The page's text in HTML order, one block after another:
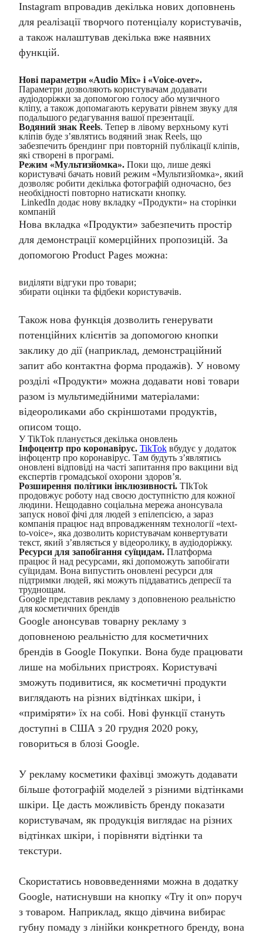
Instagram впровадив декілька нових доповнень
для реалізації творчого потенціалу користувачів,
а також налаштував декілька вже наявних
функцій.
Нові параметри «Audio Mix» і «Voice-over».
Параметри дозволяють користувачам додавати
аудіодоріжки за допомогою голосу або музичного
кліпу, а також допомагають керувати рівнем звуку для
подальшого редагування вашої презентації.
Водяний знак Reels. Тепер в лівому верхньому куті
кліпів буде з’являтись водяний знак Reels, що
забезпечить брендинг при повторній публікації кліпів,
які створені в програмі.
Режим «Мультизйомка». Поки що, лише деякі
користувачі бачать новий режим «Мультизйомка», який
дозволяє робити декілька фотографій одночасно, без
необхідності повторно натискати кнопку.
LinkedIn додає нову вкладку «Продукти» на сторінки
компаній
Нова вкладка «Продукти» забезпечить простір
для демонстрації комерційних пропозицій. За
допомогою Product Pages можна:
виділяти відгуки про товари;
збирати оцінки та фідбеки користувачів.
Також нова функція дозволить генерувати
потенційних клієнтів за допомогою кнопки
заклику до дії (наприклад, демонстраційний
запит або контактна форма продажів). У новому
розділі «Продукти» можна додавати нові товари
разом із мультимедійними матеріалами:
відеороликами або скріншотами продуктів,
описом тощо.
У TikTok планується декілька оновлень
Інфоцентр про коронавірус. TikTok вбудує у додаток
інфоцентр про коронавірус. Там будуть з’являтись
оновлені відповіді на часті запитання про вакцини від
експертів громадської охорони здоров’я.
Розширення політики інклюзивності. TIkTok
продовжує роботу над своєю доступністю для кожної
людини. Нещодавно соціальна мережа анонсувала
запуск нової фічі для людей з епілепсією, а зараз
компанія працює над впровадженням технології «text-
to-voice», яка дозволить користувачам конвертувати
текст, який з’являється у відеоролику, в аудіодоріжку.
Ресурси для запобігання суїцидам. Платформа
працює й над ресурсами, які допоможуть запобігати
суїцидам. Вона випустить оновлені ресурси для
підтримки людей, які можуть піддаватись депресії та
труднощам.
Google представив рекламу з доповненою реальністю
для косметичних брендів
Google анонсував товарну рекламу з
доповненою реальністю для косметичних
брендів в Google Покупки. Вона буде працювати
лише на мобільних пристроях. Користувачі
зможуть подивитися, як косметичні продукти
виглядають на різних відтінках шкіри, і
«приміряти» їх на собі. Нові функції стануть
доступні в США з 20 грудня 2020 року,
говориться в блозі Google.
У рекламу косметики фахівці зможуть додавати
більше фотографій моделей з різними відтінками
шкіри. Це дасть можливість бренду показати
користувачам, як продукція виглядає на різних
відтінках шкіри, і порівняти відтінки та
текстури.
Скористатись нововведеннями можна в додатку
Google, натиснувши на кнопку «Try it on» поруч
з товаром. Наприклад, якщо дівчина вибирає
губну помаду з лінійки конкретного бренду, вона